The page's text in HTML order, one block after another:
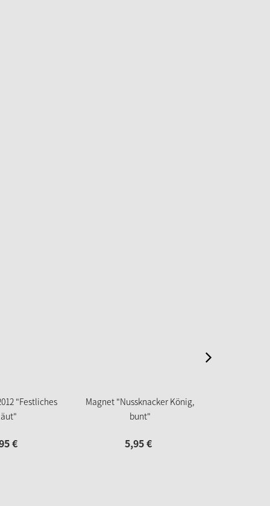
"Festliches
€
Magnet "Nussknacker König,
bunt"
5,95€